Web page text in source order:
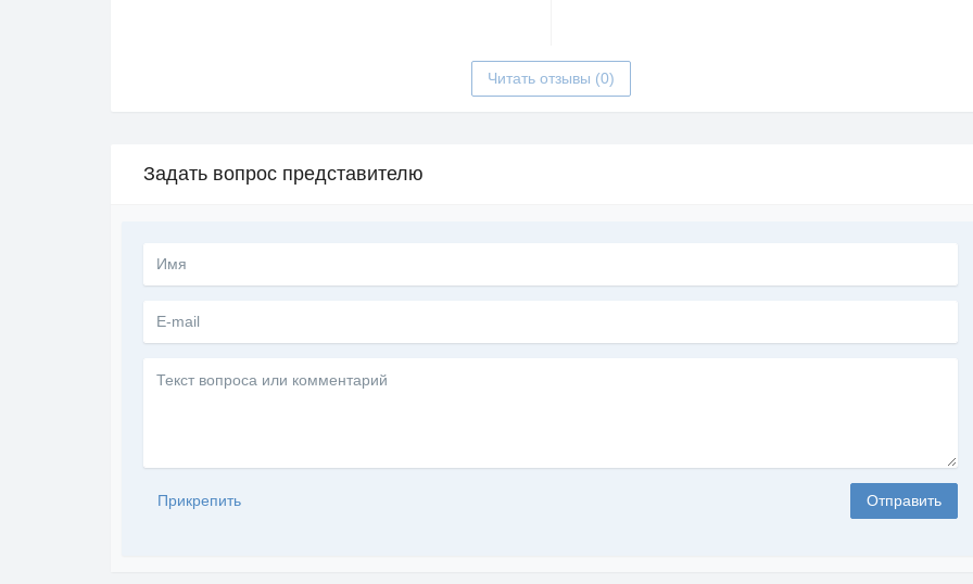
Читать отзывы (0)
Задать вопрос представителю
вопроса
Отправить
Прикрепить